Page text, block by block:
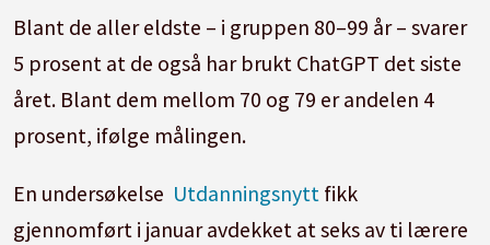
Blant de aller eldste – i gruppen 80–99 år – svarer
5 prosent at de også har brukt ChatGPT det siste
året. Blant dem mellom 70 og 79 er andelen 4
prosent, ifølge målingen.
En undersøkelse Utdanningsnytt fikk
gjennomført i januar avdekket at seks av ti lærere